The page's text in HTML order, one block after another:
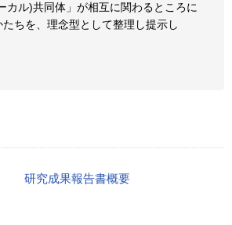
カル)共同体」が相互に関わるところに
ちを、理念型として整理し提示し
研究成果報告書概要